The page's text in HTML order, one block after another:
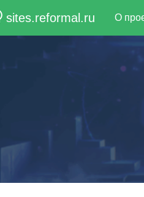
sites.reformal.ru О